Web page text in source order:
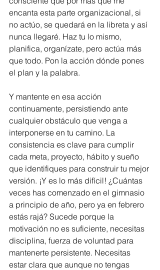
encanta esta parte organizacional, si
no actúo, se quedará en la libreta y así
nunca llegaré. Haz tu lo mismo,
planifica, organízate, pero actúa más
que todo. Pon la acción dónde pones
el plan y la palabra.
Y mantente en esa acción
continuamente, persistiendo ante
cualquier obstáculo que venga a
interponerse en tu camino. La
consistencia es clave para cumplir
cada meta, proyecto, hábito y sueño
que identifiques para construir tu mejor
versión. ¡Y es lo más difícil! ¿Cuántas
veces has comenzado en el gimnasio
a principio de año, pero ya en febrero
estás rajá? Sucede porque la
motivación no es suficiente, necesitas
disciplina, fuerza de voluntad para
mantenerte persistente. Necesitas
estar clara que aunque no tengas